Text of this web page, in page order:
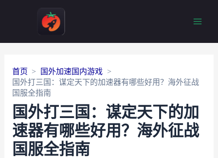
首页
国外加速国内游戏
国外打三国：谋定天下的加速器有哪些好用？海外征战
国服全指南
国外打三国：谋定天下的加
速器有哪些好用？海外征战
国服全指南